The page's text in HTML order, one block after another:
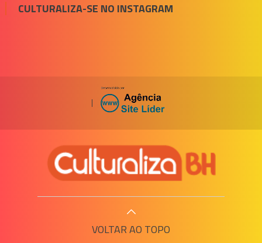
CULTURALIZA-SE NO INSTAGRAM
|
VOLTAR AO TOPO